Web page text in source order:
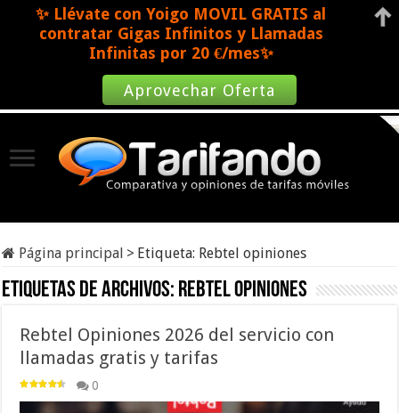
Página principal > Etiqueta: Rebtel opiniones
Etiquetas de archivos: Rebtel opiniones
Rebtel Opiniones 2026 del servicio con
llamadas gratis y tarifas
0
✨ Llévate con Yoigo MOVIL GRATIS al
contratar Gigas Infinitos y Llamadas
Infinitas por 20 €/mes✨
Aprovechar Oferta